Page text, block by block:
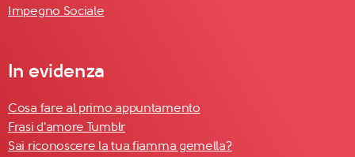
Impegno Sociale
In evidenza
Cosa fare al primo appuntamento
Frasi d'amore Tumblr
Sai riconoscere la tua fiamma gemella?